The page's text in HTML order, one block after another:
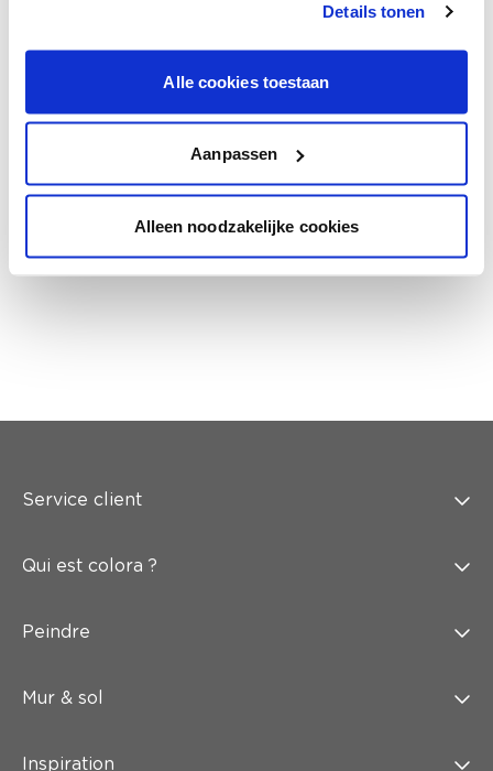
Details tonen
Alle cookies toestaan
Aanpassen
Alleen noodzakelijke cookies
Conseil couleur à domicile
en couleur.
l'éclairage et de votre mobilier.
Obtenez un contrôle technologique de vos
Service client
Qui est colora ?
Peindre
Mur & sol
Inspiration